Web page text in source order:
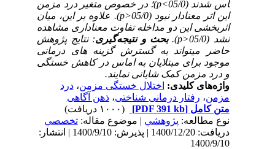
اس شدند (05/0>
p)؛ در خصوص متغیر درد مزمن
این اثر معنادار نبود (05/0<
p). علاوه بر این، میان
اثربخشی این دو مداخله تفاوت معناداری مشاهده
نشد (05/0<
p
).بحث و نتیجه‌گیری: نتایج پژوهش
حاضر می­تواند به گسترش گزینه­ های درمانی
موجود برای مبتلایان به ام­اس در کاهش خستگی
و درد مزمن کمک شایانی نمایند.
واژه‌های کلیدی:اختلال خستگی مزمن،درد
مزمن،رفتار درمانی شناختی،ذهن آگاهی
متن کامل[PDF 391 kb]
نوع مطالعه:پژوهشي| موضوع مقاله:تخصصي
دریافت: 1400/12/20 | پذیرش: 1400/9/10 | انتشار:
1400/9/10